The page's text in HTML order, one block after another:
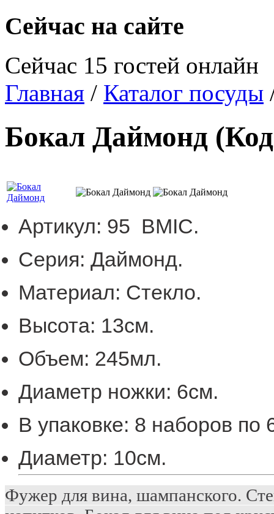
Сейчас на сайте
Сейчас 15 гостей онлайн
Главная / Каталог посуды
Бокал Даймонд
Артикул: 95 BMIC.
Серия: Даймонд.
Материал: Стекло.
Высота: 13см.
Объем: 245мл.
Диаметр ножки: 6см.
В упаковке: 8 наборов по
Диаметр: 10см.
Фужер для вина, шампанского.